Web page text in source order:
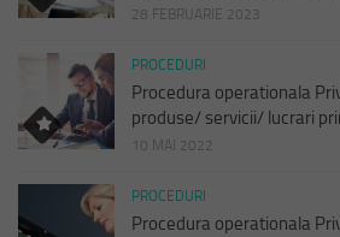
28 FEBRUARIE 2023
PROCEDURI
Procedura operationala
produse/ servicii/ lucrari
10 MAI 2022
PROCEDURI
Procedura operationala